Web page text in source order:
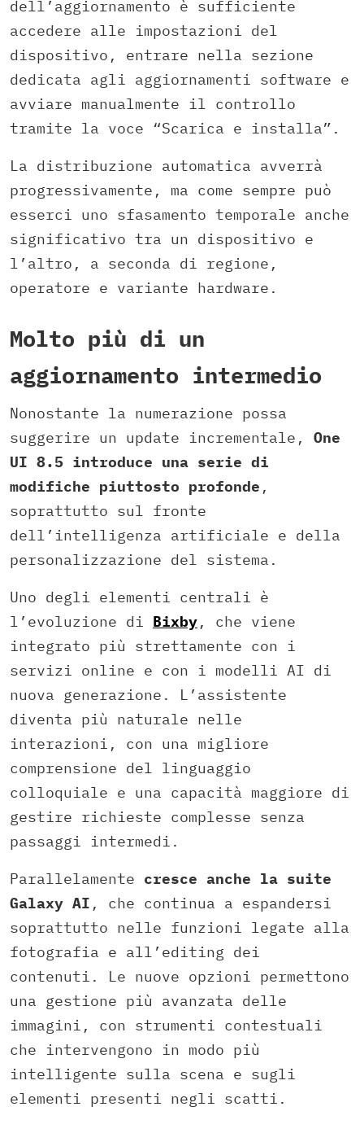
dell’aggiornamento è sufficiente
accedere alle impostazioni del
dispositivo, entrare nella sezione
dedicata agli aggiornamenti software e
avviare manualmente il controllo
tramite la voce “Scarica e installa”.
La distribuzione automatica avverrà
progressivamente, ma come sempre può
esserci uno sfasamento temporale anche
significativo tra un dispositivo e
l’altro, a seconda di regione,
operatore e variante hardware.
Molto più di un
aggiornamento intermedio
Nonostante la numerazione possa
suggerire un update incrementale, One
UI 8.5 introduce una serie di
modifiche piuttosto profonde ,
soprattutto sul fronte
dell’intelligenza artificiale e della
personalizzazione del sistema.
Uno degli elementi centrali è
l’evoluzione di Bixby, che viene
integrato più strettamente con i
servizi online e con i modelli AI di
nuova generazione. L’assistente
diventa più naturale nelle
interazioni, con una migliore
comprensione del linguaggio
colloquiale e una capacità maggiore di
gestire richieste complesse senza
passaggi intermedi.
Parallelamente cresce anche la suite
Galaxy AI , che continua a espandersi
soprattutto nelle funzioni legate alla
fotografia e all’editing dei
contenuti. Le nuove opzioni permettono
una gestione più avanzata delle
immagini, con strumenti contestuali
che intervengono in modo più
intelligente sulla scena e sugli
elementi presenti negli scatti.